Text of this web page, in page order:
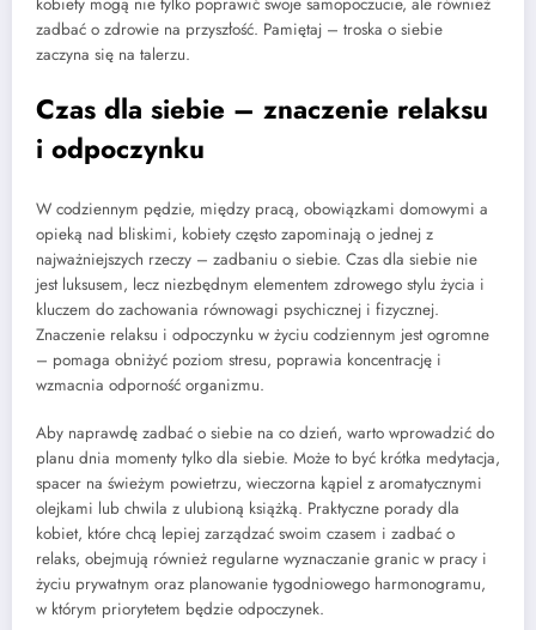
zadbać o zdrowie na przyszłość. Pamiętaj – troska o siebie
zaczyna się na talerzu.
Czas dla siebie – znaczenie relaksu
i odpoczynku
W codziennym pędzie, między pracą, obowiązkami domowymi a
opieką nad bliskimi, kobiety często zapominają o jednej z
najważniejszych rzeczy – zadbaniu o siebie. Czas dla siebie nie
jest luksusem, lecz niezbędnym elementem zdrowego stylu życia i
kluczem do zachowania równowagi psychicznej i fizycznej.
Znaczenie relaksu i odpoczynku w życiu codziennym jest ogromne
– pomaga obniżyć poziom stresu, poprawia koncentrację i
wzmacnia odporność organizmu.
Aby naprawdę zadbać o siebie na co dzień, warto wprowadzić do
planu dnia momenty tylko dla siebie. Może to być krótka medytacja,
spacer na świeżym powietrzu, wieczorna kąpiel z aromatycznymi
olejkami lub chwila z ulubioną książką. Praktyczne porady dla
kobiet, które chcą lepiej zarządzać swoim czasem i zadbać o
relaks, obejmują również regularne wyznaczanie granic w pracy i
życiu prywatnym oraz planowanie tygodniowego harmonogramu,
w którym priorytetem będzie odpoczynek.